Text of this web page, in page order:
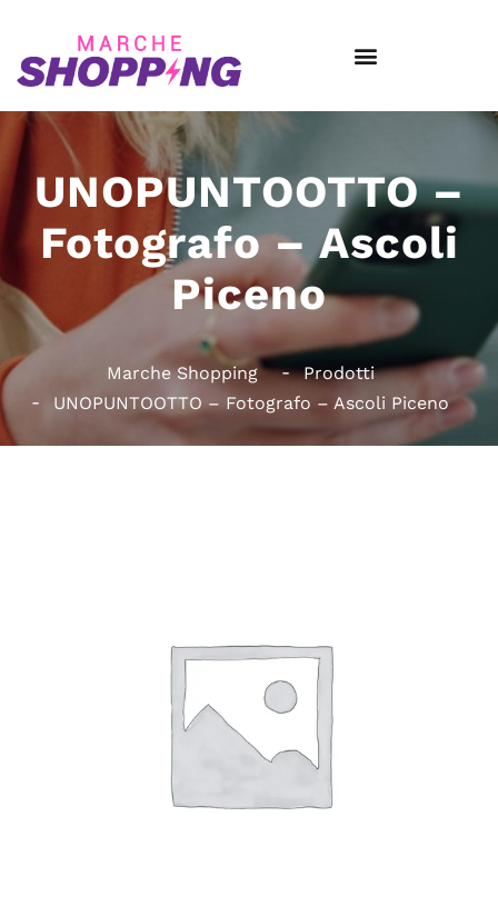
UNOPUNTOOTTO –
Fotografo – Ascoli
Piceno
Marche Shopping
Prodotti
UNOPUNTOOTTO – Fotografo – Ascoli Piceno